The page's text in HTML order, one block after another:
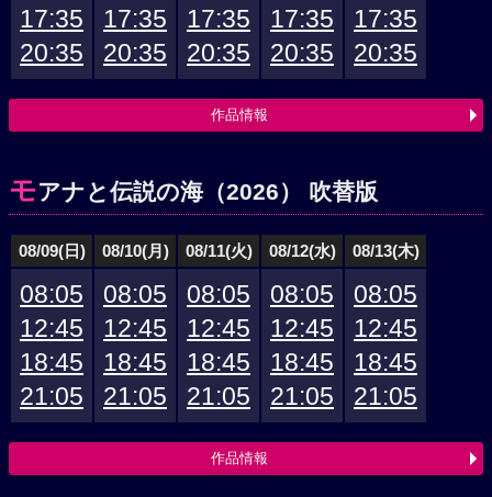
17:35
20:35
17:35
20:35
17:35
20:35
17:35
20:35
17:35
20:35
作品情報
モアナと伝説の海（2026） 吹替版
08/09(日) 08/10(月) 08/11(火) 08/12(水) 08/13(木)
08:05
12:45
18:45
21:05
08:05
12:45
18:45
21:05
08:05
12:45
18:45
21:05
08:05
12:45
18:45
21:05
08:05
12:45
18:45
21:05
作品情報